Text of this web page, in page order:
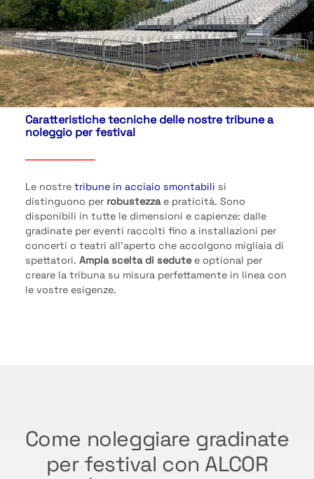
Caratteristiche tecniche delle nostre tribune a
noleggio per festival
Le nostre tribune in acciaio smontabili si
distinguono per robustezza e praticità. Sono
disponibili in tutte le dimensioni e capienze: dalle
gradinate per eventi raccolti fino a installazioni per
concerti o teatri all’aperto che accolgono migliaia di
spettatori. Ampia scelta di sedutee optional per
creare la tribuna su misura perfettamente in linea con
le vostre esigenze.
Come noleggiare gradinate
per festival con ALCOR